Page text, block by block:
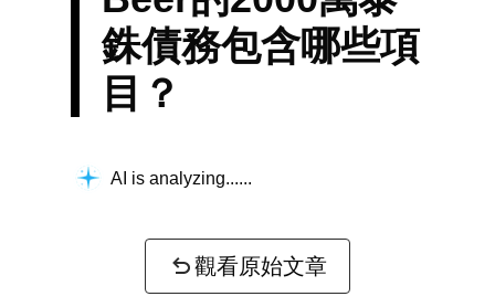
銖債務包含哪些項
目？
AI is analyzing...
觀看原始文章